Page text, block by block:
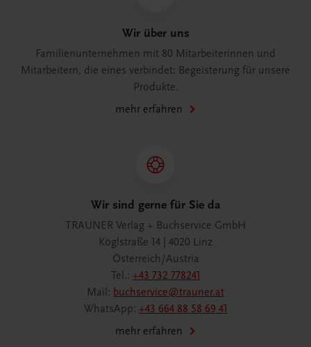
Wir über uns
Familienunternehmen mit 80 Mitarbeiterinnen und
Mitarbeitern, die eines verbindet: Begeisterung für unsere
Produkte.
mehr erfahren
Wir sind gerne für Sie da
TRAUNER Verlag + Buchservice GmbH
Köglstraße 14 | 4020 Linz
Österreich/Austria
Tel.: +43 732 778241
Mail: buchservice@trauner.at
WhatsApp: +43 664 88 58 69 41
mehr erfahren